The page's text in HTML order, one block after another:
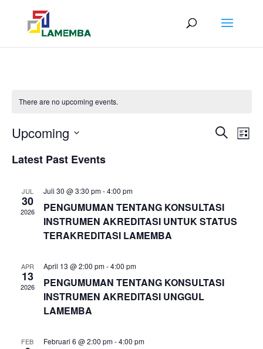
There are no upcoming events.
Events
Search
List
Upcoming
date.
Latest Past Events
JUL
30
2026
Juli 30 @ 3:30 pm-4:00 pm
PENGUMUMAN TENTANG KONSULTASI
INSTRUMEN AKREDITASI UNTUK STATUS
TERAKREDITASI LAMEMBA
APR
13
2026
April 13 @ 2:00 pm-4:00 pm
PENGUMUMAN TENTANG KONSULTASI
INSTRUMEN AKREDITASI UNGGUL
LAMEMBA
FEB Februari 6 @ 2:00 pm-4:00 pm